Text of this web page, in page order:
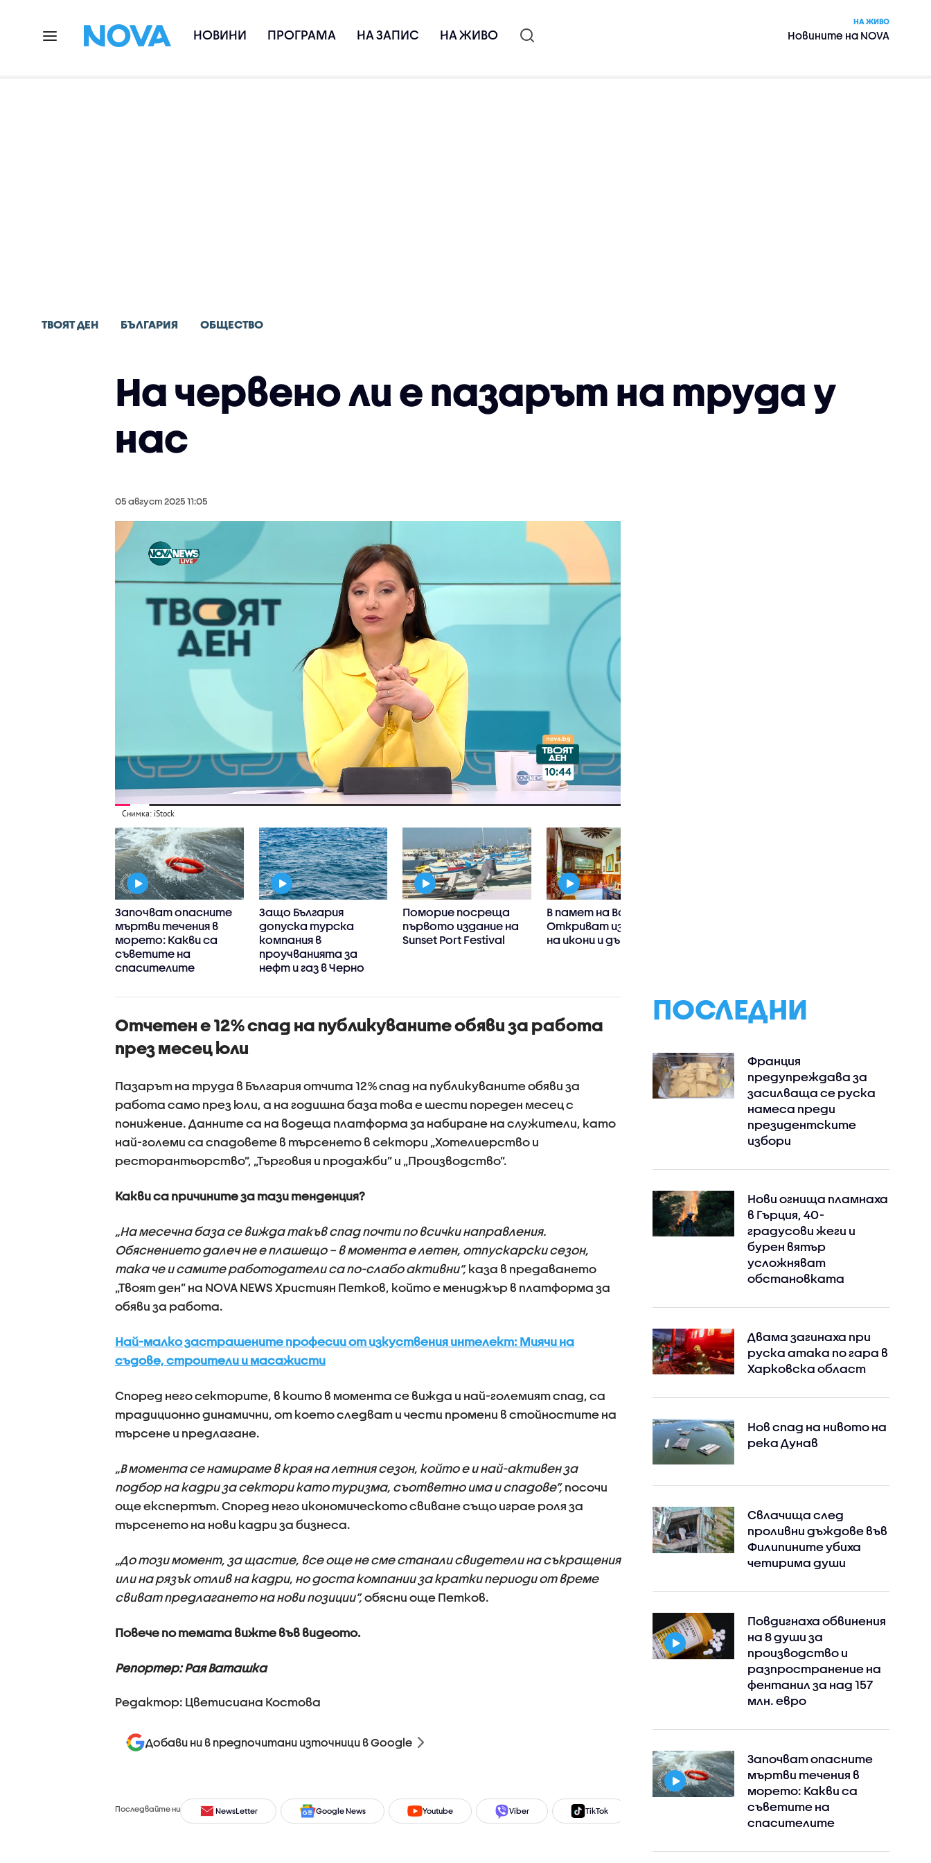
НОВИНИ ПРОГРАМА НА ЗАПИС НА ЖИВО
НА ЖИВО
Новините на NOVA
ТВОЯТ ДЕН БЪЛГАРИЯ ОБЩЕСТВО
На червено ли е пазарът на труда у
нас
05 август 2025 11:05
Снимка: iStock
Започват опасните
мъртви течения в
морето: Какви са
съветите на
спасителите
Защо България
допуска турска
компания в
проучванията за
нефт и газ в Черно
Поморие посреща
първото издание на
Sunset Port Festival
В памет на Ванга:
Откриват изложба
на икони и дърворезби
Отчетен е 12% спад на публикуваните обяви за работа
през месец юли
Пазарът на труда в България отчита 12% спад на публикуваните обяви за
работа само през юли, а на годишна база това е шести пореден месец с
понижение. Данните са на водеща платформа за набиране на служители, като
най-големи са спадовете в търсенето в сектори „Хотелиерство и
ресторантьорство”, „Търговия и продажби” и „Производство”.
Какви са причините за тази тенденция?
„На месечна база се вижда такъв спад почти по всички направления.
Обяснението далеч не е плашещо – в момента е летен, отпускарски сезон,
така че и самите работодатели са по-слабо активни”,каза в предаването
„Твоят ден” на NOVA NEWS Християн Петков, който е мениджър в платформа за
обяви за работа.
Най-малко застрашените професии от изкуствения интелект: Миячи на
съдове, строители и масажисти
Според него секторите, в които в момента се вижда и най-големият спад, са
традиционно динамични, от което следват и чести промени в стойностите на
търсене и предлагане.
„В момента се намираме в края на летния сезон, който е и най-активен за
подбор на кадри за сектори като туризма, съответно има и спадове”, посочи
още експертът. Според него икономическото свиване също играе роля за
търсенето на нови кадри за бизнеса.
„До този момент, за щастие, все още не сме станали свидетели на съкращения
или на рязък отлив на кадри, но доста компании за кратки периоди от време
свиват предлагането на нови позиции”,обясни още Петков.
Повече по темата вижте във видеото.
Репортер: Рая Ваташка
Редактор: Цветисиана Костова
Добави ни в предпочитани източници в Google
Последвайте ни NewsLetter Google News Youtube Viber TikTok Facebook
ПОСЛЕДНИ
Франция
предупреждава за
засилваща се руска
намеса преди
президентските
избори
Нови огнища пламнаха
в Гърция, 40-
градусови жеги и
бурен вятър
усложняват
обстановката
Двама загинаха при
руска атака по гара в
Харковска област
Нов спад на нивото на
река Дунав
Свлачища след
проливни дъждове във
Филипините убиха
четирима души
Повдигнаха обвинения
на 8 души за
производство и
разпространение на
фентанил за над 157
млн. евро
Започват опасните
мъртви течения в
морето: Какви са
съветите на
спасителите